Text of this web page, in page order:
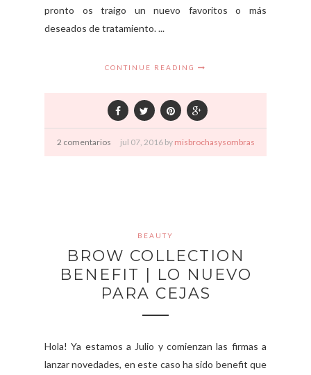
pronto os traigo un nuevo favoritos o más
deseados de tratamiento. ...
CONTINUE READING
2 comentarios jul 07, 2016 by misbrochasysombras
BEAUTY
BROW COLLECTION
BENEFIT | LO NUEVO
PARA CEJAS
Hola! Ya estamos a Julio y comienzan las firmas a
lanzar novedades, en este caso ha sido benefit que